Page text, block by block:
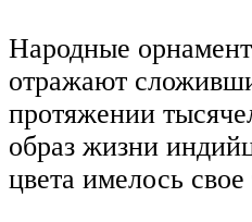
Народные
отражают
протяжении
образ жизни
цвета имелось